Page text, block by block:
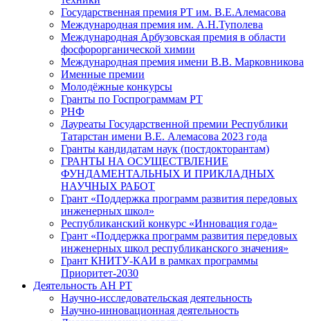
Государственная премия РТ им. В.Е.Алемасова
Международная премия им. А.Н.Туполева
Международная Арбузовская премия в области
фосфорорганической химии
Международная премия имени В.В. Марковникова
Именные премии
Молодёжные конкурсы
Гранты по Госпрограммам РТ
РНФ
Лауреаты Государственной премии Республики
Татарстан имени В.Е. Алемасова 2023 года
Гранты кандидатам наук (постдокторантам)
ГРАНТЫ НА ОСУЩЕСТВЛЕНИЕ
ФУНДАМЕНТАЛЬНЫХ И ПРИКЛАДНЫХ
НАУЧНЫХ РАБОТ
Грант «Поддержка программ развития передовых
инженерных школ»
Республиканский конкурс «Инновация года»
Грант «Поддержка программ развития передовых
инженерных школ республиканского значения»
Грант КНИТУ-КАИ в рамках программы
Приоритет-2030
Деятельность АН РТ
Научно-исследовательская деятельность
Научно-инновационная деятельность